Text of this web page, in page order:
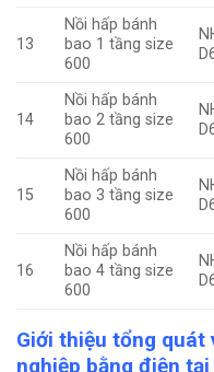
13
Nồi hấp bánh
bao 1 tầng size
600
14
Nồi hấp bánh
bao 2 tầng size
600
15
Nồi hấp bánh
bao 3 tầng size
600
16
Nồi hấp bánh
bao 4 tầng size
600
Giới thiệu tổng quát
nghiệp bằng điện